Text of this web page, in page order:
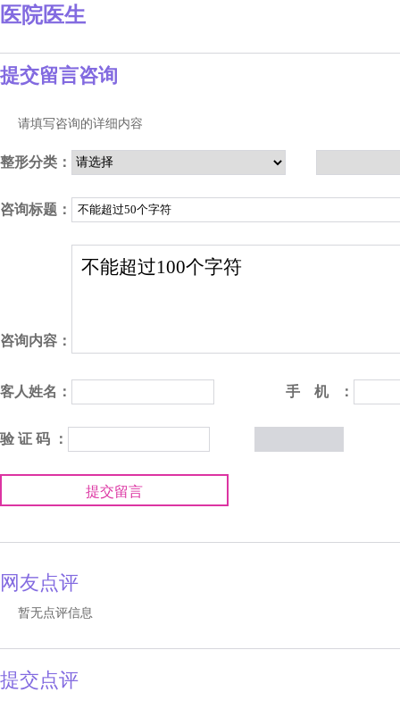
医院医生
提交留言咨询
请填写咨询的详细内容
整形分类：
咨询标题：
咨询内容：
客人姓名： 手 机 ：
验 证 码 ：
提交留言
网友点评
暂无点评信息
提交点评